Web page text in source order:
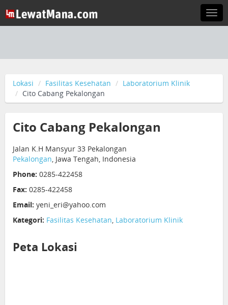
Lokasi Fasilitas Kesehatan
Laboratorium Klinik
Cito Cabang Pekalongan
Cito Cabang Pekalongan
Jalan K.H Mansyur 33 Pekalongan
Pekalongan, Jawa Tengah, Indonesia
Phone: 0285-422458
Fax: 0285-422458
Email: yeni_eri@yahoo.com
Kategori: Fasilitas Kesehatan, Laboratorium Klinik
Peta Lokasi